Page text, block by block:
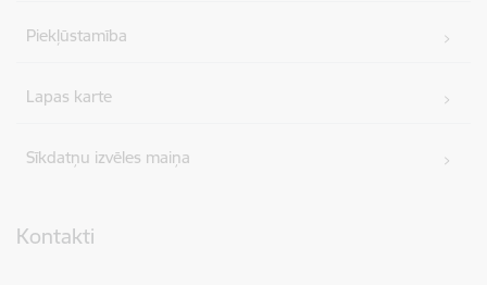
Piekļūstamība
Lapas karte
Sīkdatņu izvēles maiņa
Kontakti